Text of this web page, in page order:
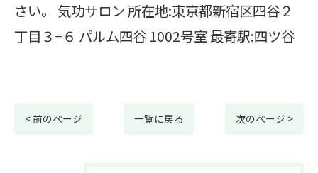
さい。 気功サロン 所在地:東京都新宿区四谷２
丁目３−６ パルム四谷 1002号室 最寄駅:四ツ谷
< 前のページ 一覧に戻る 次のページ >